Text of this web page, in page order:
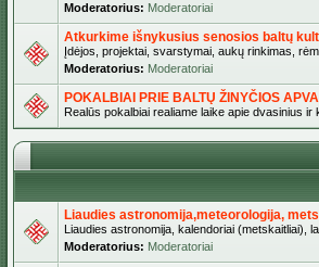
Moderatorius: Moderatoriai
Atkurkime išnykusius senosios baltų
Įdėjos, projektai, svarstymai, aukų rinkimas,
Moderatorius: Moderatoriai
POKALBIAI PRIE BALTŲ ŽINYČIOS
Realūs pokalbiai realiame laike apie dvasinius
Liaudies astronomija,meteorologija,
Liaudies astronomija, kalendoriai (metskaitliai),
Moderatorius: Moderatoriai